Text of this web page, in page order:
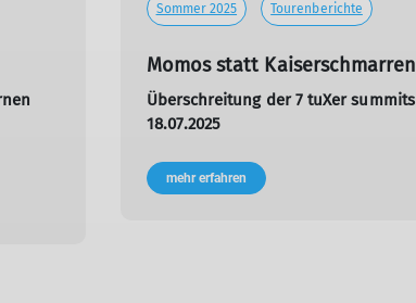
Sommer 2025 Tourenberichte
Momos statt Kaiserschmarren
Überschreitung der 7 tuXer summits
18.07.2025
mehr erfahren